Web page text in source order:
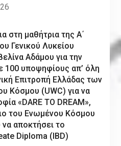
στη μαθήτρια της Α΄
Γενικού Λυκείου
Αδάμου για την
100 υποψηφίους απ’ όλη
Επιτροπή Ελλάδας των
Κόσμου (UWC) για να
«DARE TO DREAM»,
του Ενωμένου Κόσμου
αποκτήσει το
Diploma (IBD)